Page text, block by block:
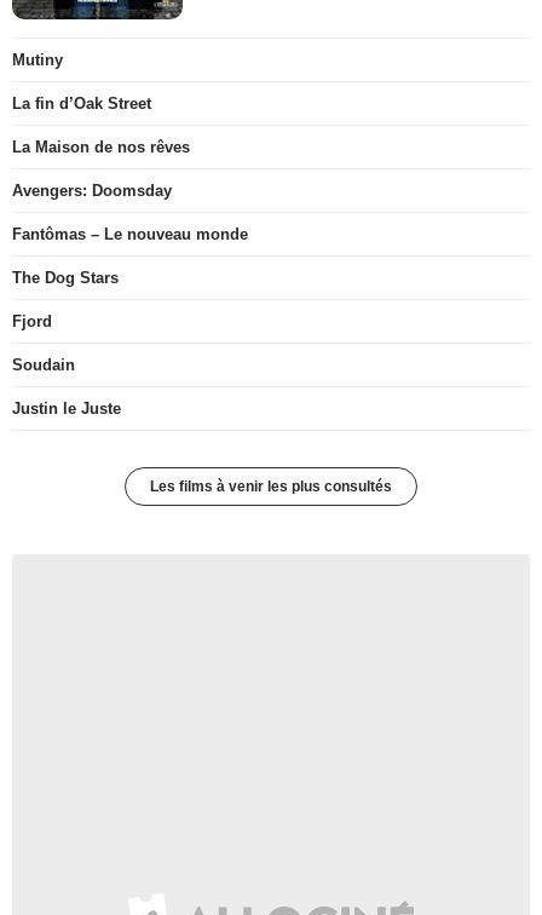
Mutiny
La fin d’Oak Street
La Maison de nos rêves
Avengers: Doomsday
Fantômas – Le nouveau monde
The Dog Stars
Fjord
Soudain
Justin le Juste
Les films à venir les plus consultés